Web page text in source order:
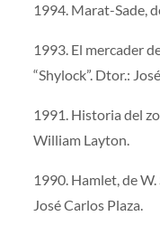
1994. Marat-Sade,
1993. El mercader
“Shylock”. Dtor.:
1991. Historia del
William Layton.
1990. Hamlet, de W.
José Carlos Plaza.